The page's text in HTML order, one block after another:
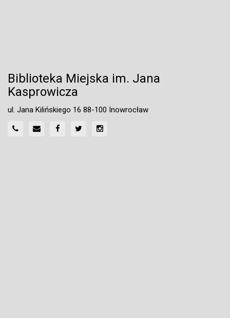
Biblioteka Miejska im. Jana
Kasprowicza
ul. Jana Kilińskiego 16 88-100 Inowrocław